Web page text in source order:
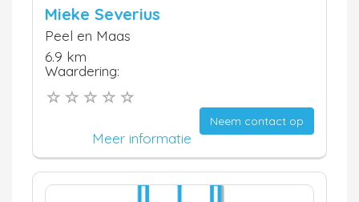
Mieke Severius
Peel en Maas
6.9 km
Waardering:
Neem contact op
Meer informatie